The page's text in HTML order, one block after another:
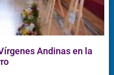
Andinas en la